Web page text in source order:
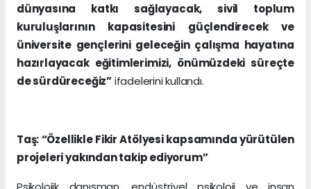
dünyasına katkı sağlayacak, sivil toplum
kuruluşlarının kapasitesini güçlendirecek ve
üniversite gençlerini geleceğin çalışma hayatına
hazırlayacak eğitimlerimizi, önümüzdeki süreçte
de sürdüreceğiz”ifadelerini kullandı.
Taş: “Özellikle Fikir Atölyesi kapsamında yürütülen
projeleri yakından takip ediyorum”